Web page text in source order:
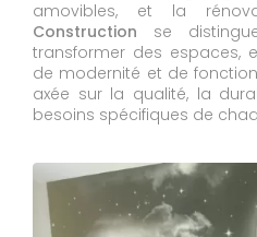
amovibles, et la
Construction se
transformer des espaces,
de modernité et de
axée sur la qualité, la
besoins spécifiques de